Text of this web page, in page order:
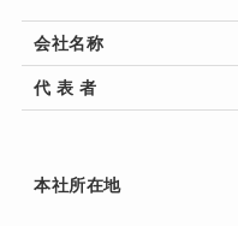
会社名称
代 表 者
本社所在地